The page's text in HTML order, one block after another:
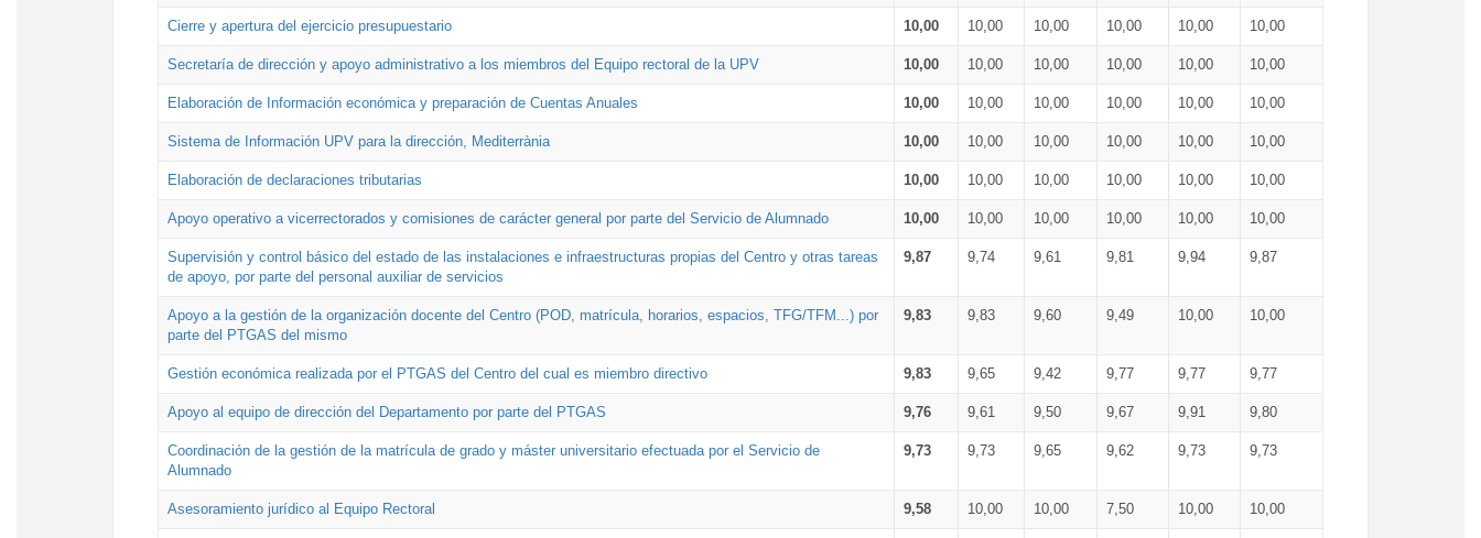
Cierre y apertura del ejercicio presupuestario 10,00 10,00 10,00 10,00 10,00 10,00
Secretaría de dirección y apoyo administrativo a los miembros del Equipo rectoral de la UPV 10,00 10,00 10,00 10,00 10,00 10,00
Elaboración de Información económica y preparación de Cuentas Anuales 10,00 10,00 10,00 10,00 10,00 10,00
Sistema de Información UPV para la dirección, Mediterrània 10,00 10,00 10,00 10,00 10,00 10,00
Elaboración de declaraciones tributarias 10,00 10,00 10,00 10,00 10,00 10,00
Apoyo operativo a vicerrectorados y comisiones de carácter general por parte del Servicio de Alumnado 10,00 10,00 10,00 10,00 10,00 10,00
Supervisión y control básico del estado de las instalaciones e infraestructuras propias del Centro y otras tareas
de apoyo, por parte del personal auxiliar de servicios
9,87 9,74 9,61 9,81 9,94 9,87
Apoyo a la gestión de la organización docente del Centro (POD, matrícula, horarios, espacios, TFG/TFM...) por
parte del PTGAS del mismo
9,83 9,83 9,60 9,49 10,00 10,00
Gestión económica realizada por el PTGAS del Centro del cual es miembro directivo 9,83 9,65 9,42 9,77 9,77 9,77
Apoyo al equipo de dirección del Departamento por parte del PTGAS 9,76 9,61 9,50 9,67 9,91 9,80
Coordinación de la gestión de la matrícula de grado y máster universitario efectuada por el Servicio de
Alumnado
9,73 9,73 9,65 9,62 9,73 9,73
Asesoramiento jurídico al Equipo Rectoral 9,58 10,00 10,00 7,50 10,00 10,00